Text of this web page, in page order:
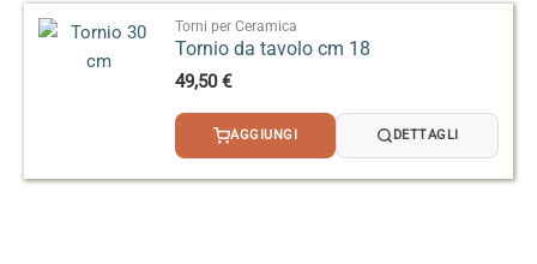
Torni per Ceramica
Tornio da tavolo cm 18
49,50€
AGGIUNGI DETTAGLI